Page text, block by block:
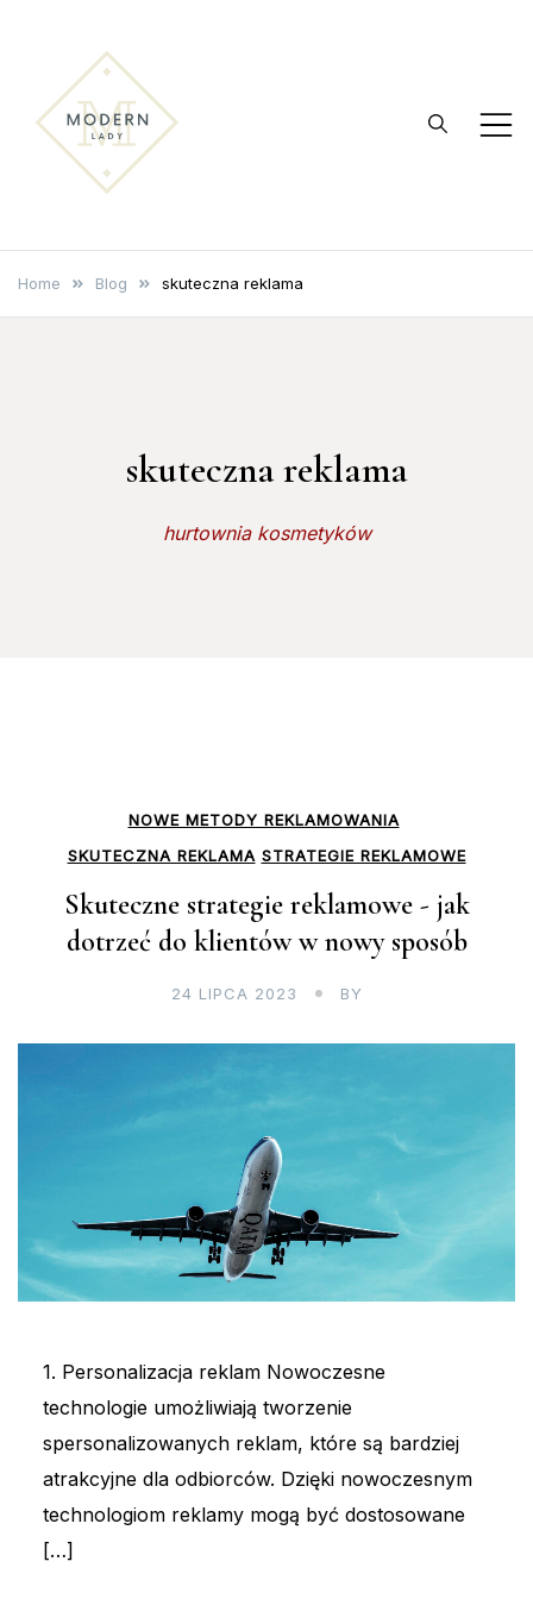
content
modernlady.pl
Home Blog skuteczna reklama
skuteczna reklama
hurtownia kosmetyków
NOWE METODY REKLAMOWANIA
SKUTECZNA REKLAMA STRATEGIE REKLAMOWE
Skuteczne strategie reklamowe - jak
dotrzeć do klientów w nowy sposób
24 LIPCA 2023 BY
1. Personalizacja reklam Nowoczesne
technologie umożliwiają tworzenie
spersonalizowanych reklam, które są bardziej
atrakcyjne dla odbiorców. Dzięki nowoczesnym
technologiom reklamy mogą być dostosowane
[…]